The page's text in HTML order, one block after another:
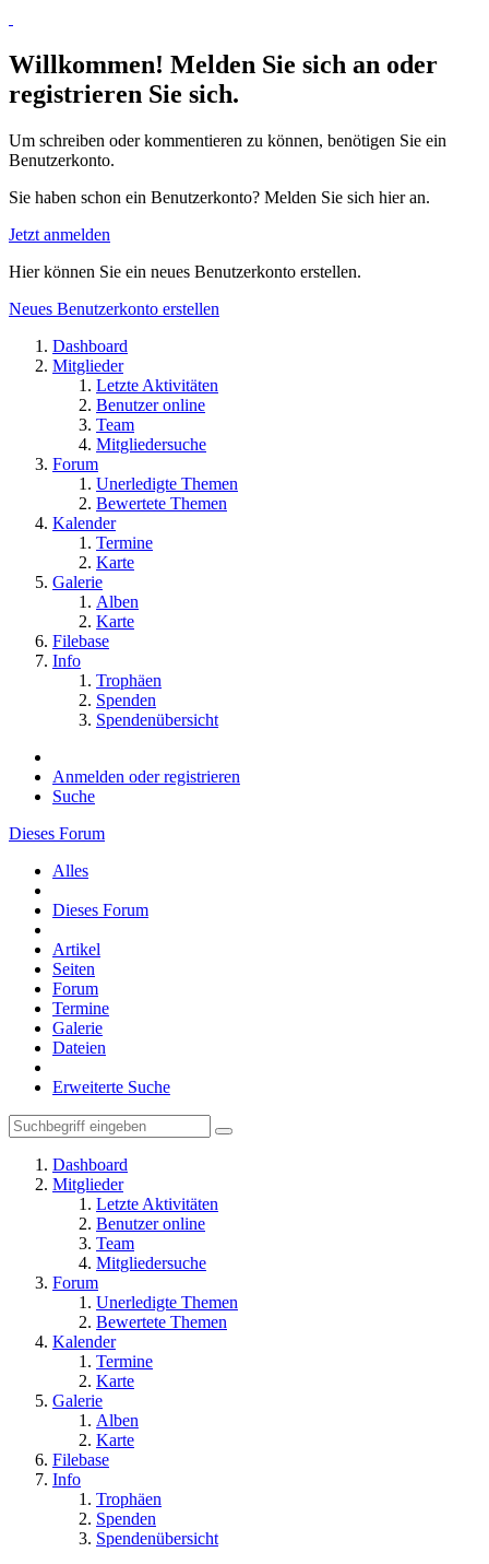
Willkommen! Melden Sie sich an oder
registrieren Sie sich.
Um schreiben oder kommentieren zu können, benötigen Sie ein
Benutzerkonto.
Sie haben schon ein Benutzerkonto? Melden Sie sich hier an.
Jetzt anmelden
Hier können Sie ein neues Benutzerkonto erstellen.
Neues Benutzerkonto erstellen
Dashboard
Mitglieder
Letzte Aktivitäten
Benutzer online
Team
Mitgliedersuche
Forum
Unerledigte Themen
Bewertete Themen
Kalender
Termine
Karte
Galerie
Alben
Karte
Filebase
Info
Trophäen
Spenden
Spendenübersicht
Anmelden oder registrieren
Suche
Dieses Forum
Alles
Dieses Forum
Artikel
Seiten
Forum
Termine
Galerie
Dateien
Erweiterte Suche
Dashboard
Mitglieder
Letzte Aktivitäten
Benutzer online
Team
Mitgliedersuche
Forum
Unerledigte Themen
Bewertete Themen
Kalender
Termine
Karte
Galerie
Alben
Karte
Filebase
Info
Trophäen
Spenden
Spendenübersicht